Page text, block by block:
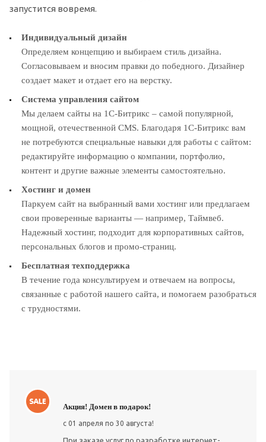
запустится вовремя.
Индивидуальный дизайн
Определяем концепцию и выбираем стиль дизайна.
Согласовываем и вносим правки до победного. Дизайнер
создает макет и отдает его на верстку.
Система управления сайтом
Мы делаем сайты на 1С-Битрикс – самой популярной,
мощной, отечественной CMS. Благодаря 1С-Битрикс вам
не потребуются специальные навыки для работы с сайтом:
редактируйте информацию о компании, портфолио,
контент и другие важные элементы самостоятельно.
Хостинг и домен
Паркуем сайт на выбранный вами хостинг или предлагаем
свои проверенные варианты — например, Таймвеб.
Надежный хостинг, подходит для корпоративных сайтов,
персональных блогов и промо-страниц.
Бесплатная техподдержка
В течение года консультируем и отвечаем на вопросы,
связанные с работой нашего сайта, и помогаем разобраться
с трудностями.
Акция! Домен в подарок!
c 01 апреля по 30 августа!
При заказе услуг по разработке интернет-